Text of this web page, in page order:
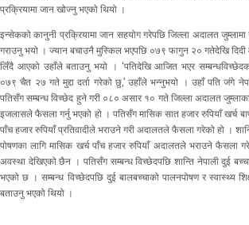
प्रक्रियामा जान खोज्नु भएको थियो ।
इन्सेकको कानुनी प्रक्रियामा जान सहयोग गरेपछि जिल्ला अदालत जुम्लामा
गराउनु भयो । ज्यान बचाउनै मुस्किल भएपछि ०७९ फागुन २० गतेदेखि दिदी
लिँदै आएको उहाँले बताउनु भयो । ‘पतिदेखि आजित भएर
०७९ चैत २७ गते मुद्दा दर्ता गरेको छु,’ उहाँले भन्नुभयो । उहाँ पति जंगे
पतिसँग सम्बन्ध विच्छेद हुने गरी ०८० असार १० गते जिल्ला अदालत जुम्लाका
इजलासले फैसला गर्नु भएको हो । पतिसँग मासिक सात हजार रुपियाँ खर्च
पाँच हजार रुपियाँ प्रतिवादीले भराउने गरी अदालतले फैसला गरेको हो ।
पोषणका लागि मासिक खर्च पाँच हजार रुपियाँ अदालतले भराउने फैसला
अवस्था देखिएको छैन । पतिसँग सम्बन्ध विच्छेदपछि शान्ति नेपाली दुई
भएको छ । सम्बन्ध विच्छेदपछि दुई बालबच्चाको पालनपोषण र स्वास्थ्य
बताउनु भएको थियो ।